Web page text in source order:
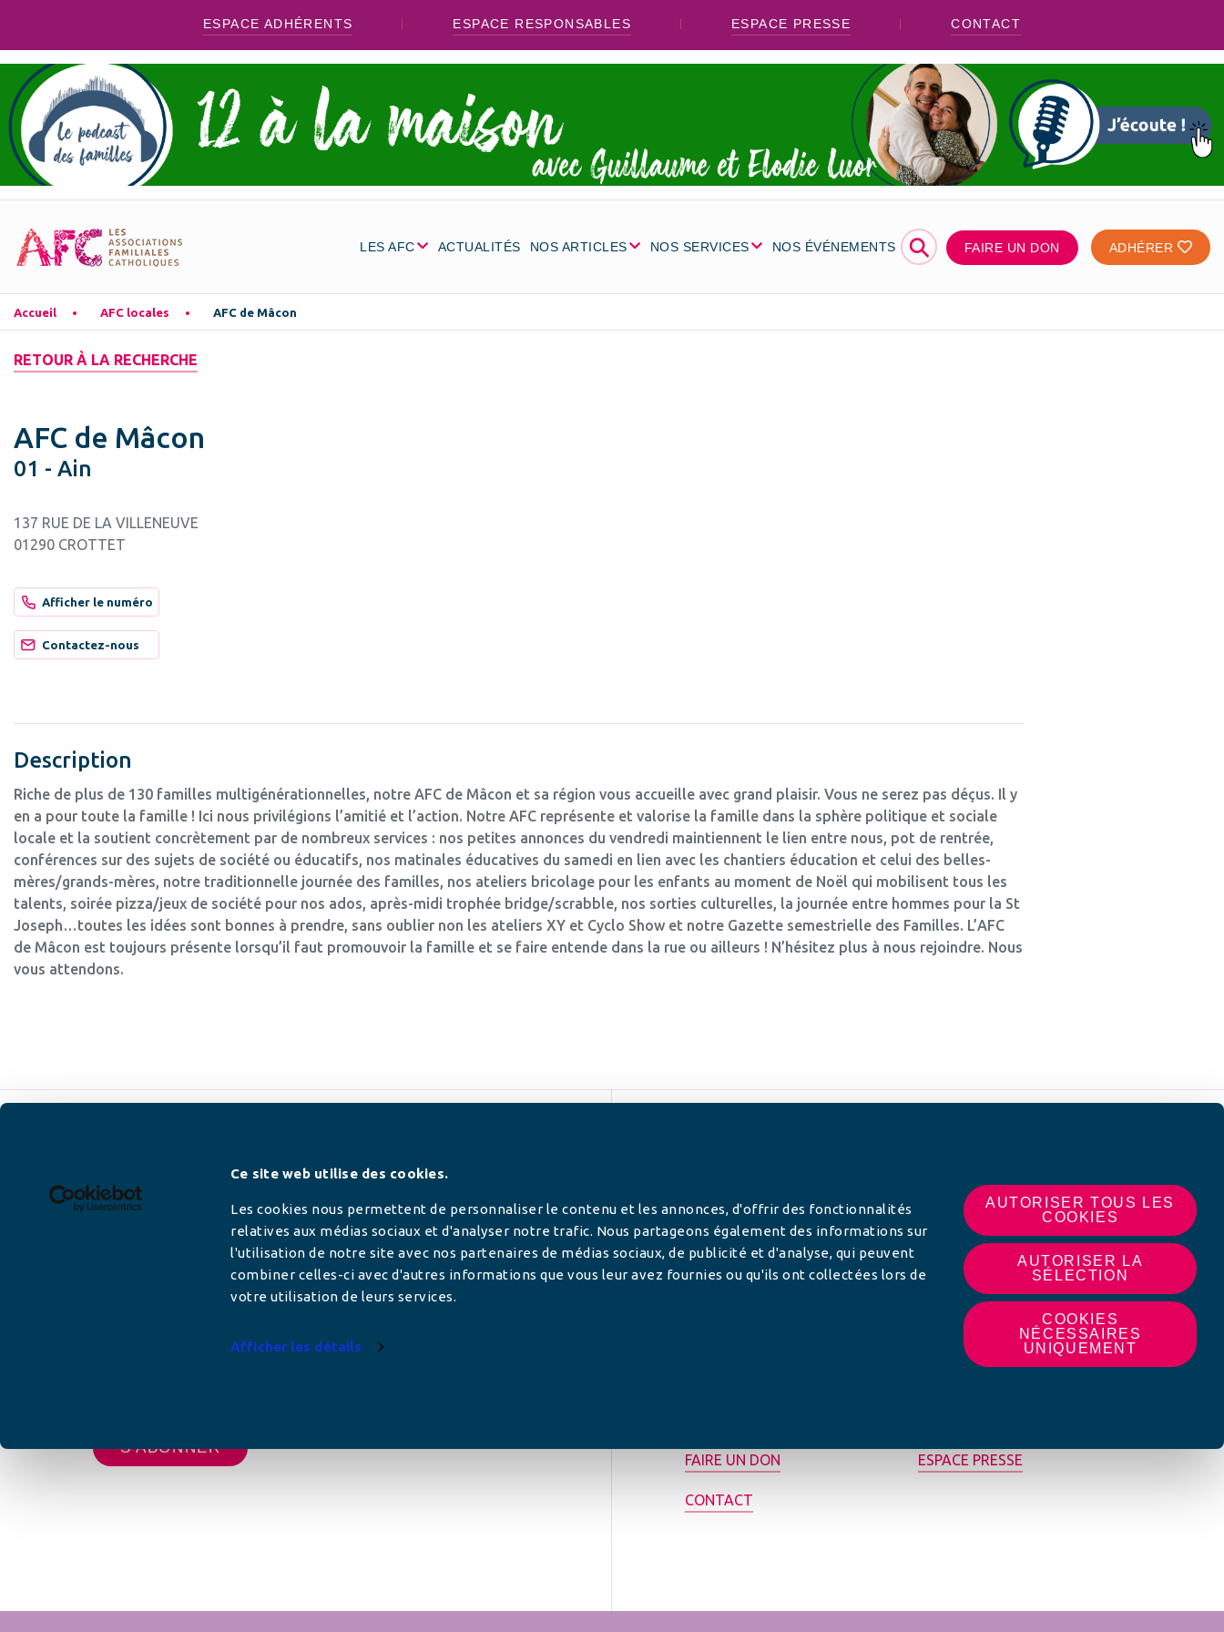
Ce site web utilise des cookies.
Les cookies nous permettent de personnaliser le contenu et les annonces, d'offrir des fonctionnalités
relatives aux médias sociaux et d'analyser notre trafic. Nous partageons également des informations sur
l'utilisation de notre site avec nos partenaires de médias sociaux, de publicité et d'analyse, qui peuvent
combiner celles-ci avec d'autres informations que vous leur avez fournies ou qu'ils ont collectées lors de
votre utilisation de leurs services.
Afficher les détails
AUTORISER TOUS LES
COOKIES
AUTORISER LA
SÉLECTION
COOKIES
NÉCESSAIRES
UNIQUEMENT
ESPACE ADHÉRENTS ESPACE RESPONSABLES ESPACE PRESSE CONTACT
LES AFC ACTUALITÉS NOS ARTICLES NOS SERVICES NOS ÉVÉNEMENTS ⚲ FAIRE UN DON ADHÉRER
Accueil AFC locales AFC de Mâcon
RETOUR À LA RECHERCHE
AFC de Mâcon
01 - Ain
137 RUE DE LA VILLENEUVE
01290 CROTTET
Afficher le numéro
Contactez-nous
Description
Riche de plus de 130 familles multigénérationnelles, notre AFC de Mâcon et sa région vous accueille avec grand plaisir. Vous ne serez pas déçus. Il y
en a pour toute la famille ! Ici nous privilégions l’amitié et l’action. Notre AFC représente et valorise la famille dans la sphère politique et sociale
locale et la soutient concrètement par de nombreux services : nos petites annonces du vendredi maintiennent le lien entre nous, pot de rentrée,
conférences sur des sujets de société ou éducatifs, nos matinales éducatives du samedi en lien avec les chantiers éducation et celui des belles-
mères/grands-mères, notre traditionnelle journée des familles, nos ateliers bricolage pour les enfants au moment de Noël qui mobilisent tous les
talents, soirée pizza/jeux de société pour nos ados, après-midi trophée bridge/scrabble, nos sorties culturelles, la journée entre hommes pour la St
Joseph…toutes les idées sont bonnes à prendre, sans oublier non les ateliers XY et Cyclo Show et notre Gazette semestrielle des Familles. L’AFC
de Mâcon est toujours présente lorsqu’il faut promouvoir la famille et se faire entende dans la rue ou ailleurs ! N’hésitez plus à nous rejoindre. Nous
vous attendons.
Newsletter
FAIRE UN DON ESPACE PRESSE
CONTACT